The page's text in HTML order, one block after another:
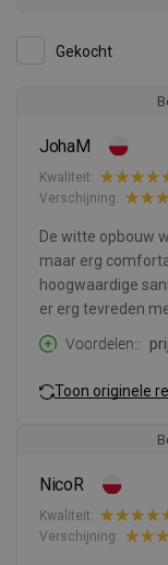
Gekocht
JohaM
Kwaliteit:
Verschijning:
De witte opbouw
maar erg
hoogwaardige
er erg tevreden
Voordelen:
Toon originele
NicoR
Kwaliteit:
Verschijning: